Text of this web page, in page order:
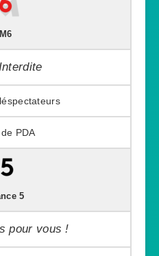
M6
5
pour vous !